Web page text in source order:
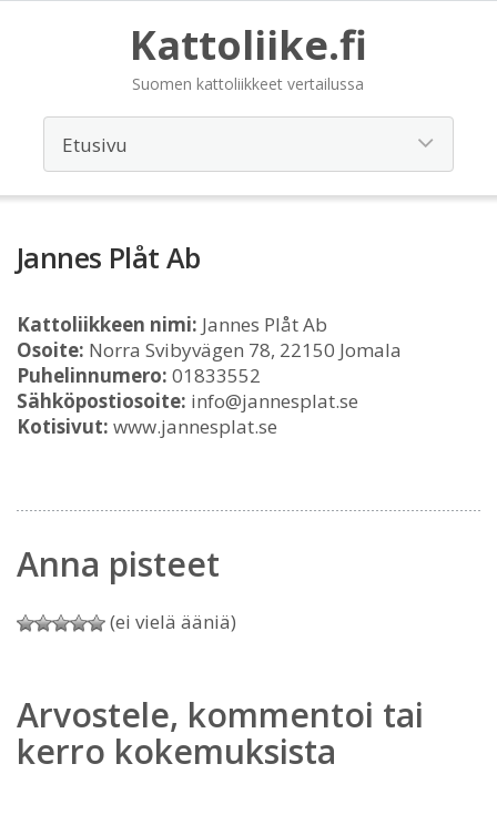
Kattoliike.fi
Suomen kattoliikkeet vertailussa
Jannes Plåt Ab
Kattoliikkeen nimi: Jannes Plåt Ab
Osoite: Norra Svibyvägen 78, 22150 Jomala
Puhelinnumero: 01833552
Sähköpostiosoite: info@jannesplat.se
Kotisivut: www.jannesplat.se
Anna pisteet
(ei vielä ääniä)
Arvostele, kommentoi tai
kerro kokemuksista